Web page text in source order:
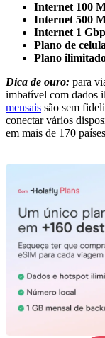
Internet 100
Internet 500
Internet 1
Plano de
Plano
Dica de ouro: para
imbatível com dados
mensais são sem
conectar vários
em mais de 170